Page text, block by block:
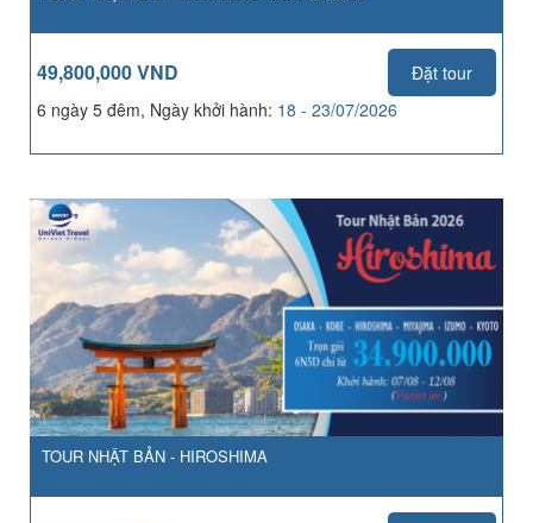
49,800,000 VND
Đặt tour
6 ngày 5 đêm, Ngày khởi hành: 18 - 23/07/2026
TOUR NHẬT BẢN - HIROSHIMA